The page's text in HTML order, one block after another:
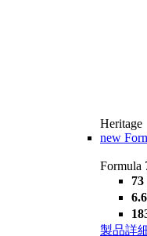
Heritage
new
Formula
73
製品詳